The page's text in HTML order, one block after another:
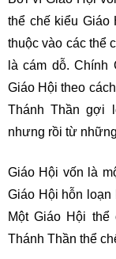
thể chế kiểu Giáo
thuộc vào các thể
là cám dỗ.
Giáo Hội theo
Thánh Thần gợi
nhưng rồi từ
Giáo Hội vốn là
Giáo Hội hỗn
Một Giáo Hội
Thánh Thần thể